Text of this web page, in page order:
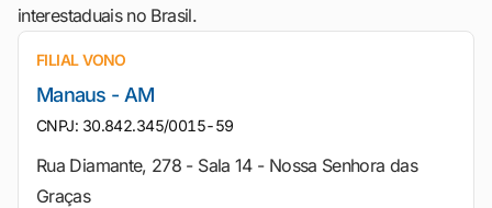
interestaduais no Brasil.
FILIAL VONO
Manaus - AM
CNPJ: 30.842.345/0015-59
Rua Diamante, 278 - Sala 14 - Nossa Senhora das
Graças